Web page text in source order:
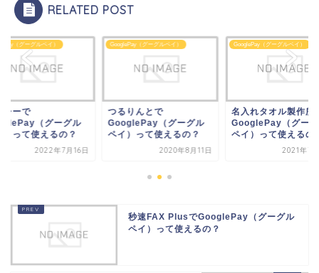
RELATED POST
（グーグルペイ）
んとで
（グーグル
）って使えるの？
2020年8月11日
GooglePay（グーグルペイ）
名入れタオル製作所で
GooglePay（グーグル
ペイ）って使えるの...
2021年7月30日
GooglePay（グーグルペイ）
プラシーで
GooglePay（グー
ペイ）って使えるの
2022年7
秒速FAX PlusでGooglePay（グーグル
ペイ）って使えるの？